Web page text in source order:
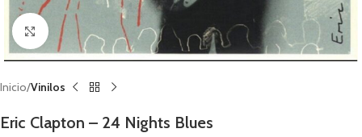
Clic para ampliar
Inicio Vinilos
Eric Clapton – 24 Nights Blues